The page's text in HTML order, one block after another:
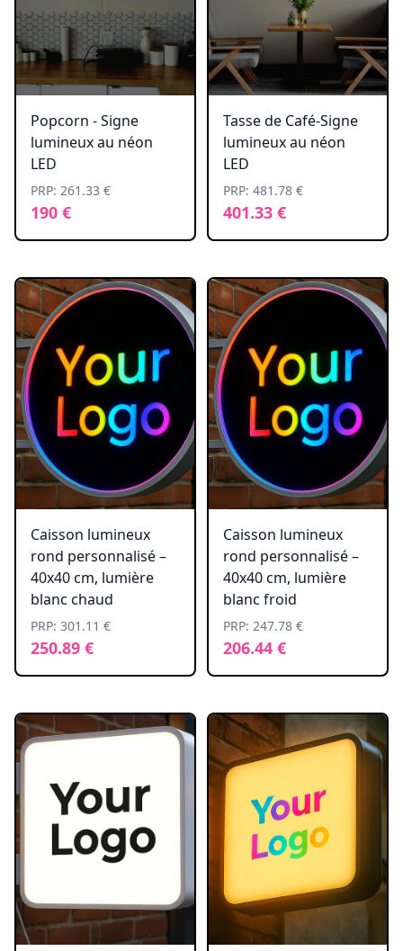
Popcorn - Signe
lumineux au néon
LED
PRP: 261.33 €
190 €
Tasse de Café-Signe
lumineux au néon
LED
PRP: 481.78 €
401.33 €
Caisson lumineux
rond personnalisé –
40x40 cm, lumière
blanc chaud
PRP: 301.11 €
250.89 €
Caisson lumineux
rond personnalisé –
40x40 cm, lumière
blanc froid
PRP: 247.78 €
206.44 €